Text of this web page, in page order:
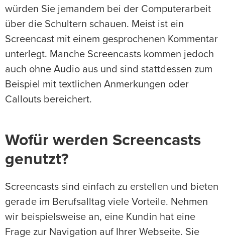
würden Sie jemandem bei der Computerarbeit
über die Schultern schauen. Meist ist ein
Screencast mit einem gesprochenen Kommentar
unterlegt. Manche Screencasts kommen jedoch
auch ohne Audio aus und sind stattdessen zum
Beispiel mit textlichen Anmerkungen oder
Callouts bereichert.
Wofür werden Screencasts
genutzt?
Screencasts sind einfach zu erstellen und bieten
gerade im Berufsalltag viele Vorteile. Nehmen
wir beispielsweise an, eine Kundin hat eine
Frage zur Navigation auf Ihrer Webseite. Sie